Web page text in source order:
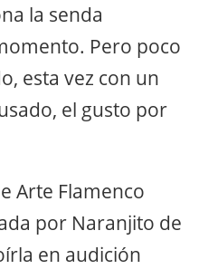
la senda
Pero poco
esta vez con un
el gusto por
Arte Flamenco
por Naranjito de
en audición